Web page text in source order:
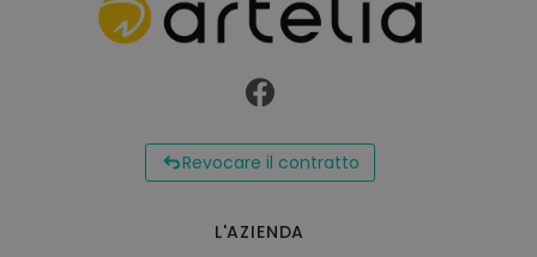
Revocare il contratto
L'AZIENDA